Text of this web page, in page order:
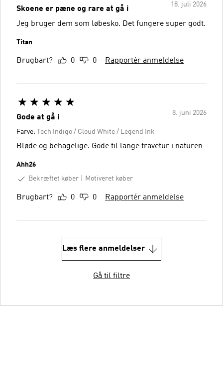
18. juli 2026
Skoene er pæne og rare at gå i
Jeg bruger dem som løbesko. Det fungere super godt.
Titan
Brugbart? 0 0 Rapportér anmeldelse
8. juni 2026
Gode at gå i
Farve: Tech Indigo / Cloud White / Legend Ink
Bløde og behagelige. Gode til lange travetur i naturen
Ahh26
Bekræftet køber
Motiveret køber
Brugbart? 0 0 Rapportér anmeldelse
Læs flere anmeldelser
Gå til filtre